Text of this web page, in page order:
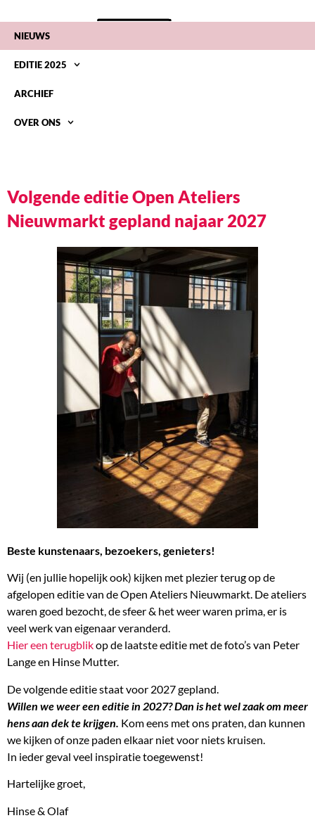
NIEUWS
EDITIE 2025
ARCHIEF
OVER ONS
Volgende editie Open Ateliers
Nieuwmarkt gepland najaar 2027
Beste kunstenaars, bezoekers, genieters!
Wij (en jullie hopelijk ook) kijken met plezier terug op de
afgelopen editie van de Open Ateliers Nieuwmarkt. De ateliers
waren goed bezocht, de sfeer & het weer waren prima, er is
veel werk van eigenaar veranderd.
Hier een terugblikop de laatste editie met de foto’s van Peter
Lange en Hinse Mutter.
De volgende editie staat voor 2027 gepland.
Willen we weer een editie in 2027? Dan is het wel zaak om meer
hens aan dek te krijgen. Kom eens met ons praten, dan kunnen
we kijken of onze paden elkaar niet voor niets kruisen.
In ieder geval veel inspiratie toegewenst!
Hartelijke groet,
Hinse & Olaf